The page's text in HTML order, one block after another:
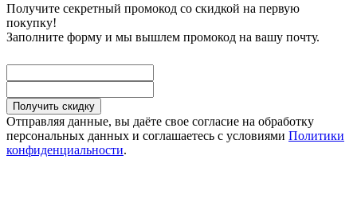
Получите секретный промокод со скидкой на первую
покупку!
Заполните форму и мы вышлем промокод на вашу почту.
Получить скидку
Отправляя данные, вы даёте свое согласие на обработку
персональных данных и соглашаетесь с условиями Политики
конфиденциальности.